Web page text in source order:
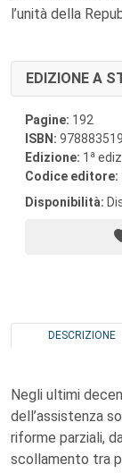
l’unità della
EDIZIONE A
Pagine: 192
ISBN:
Edizione: 1 a
Codice editore:
Disponibilità:
DESCRIZIONE
Negli ultimi
dell’assistenza
riforme parziali,
scollamento tra